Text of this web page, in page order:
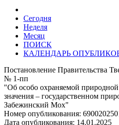
Сегодня
Неделя
Месяц
ПОИСК
КАЛЕНДАРЬ
Постановление Правительства
№ 1-пп
"Об особо охраняемой
значения – государственном
Забежинский Мох"
Номер опубликования:
Дата опубликования: 14.01.2025